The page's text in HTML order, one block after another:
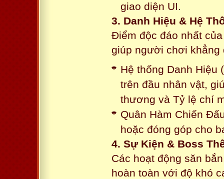
giao diện UI.
3. Danh Hiệu & Hệ
Điểm độc đáo nhất
giúp người chơi khẳng
Hệ thống Danh Hiệu
trên đầu nhân vật,
thương và Tỷ lệ chí
Quân Hàm Chiến
hoặc đóng góp cho
4. Sự Kiện & Boss
Các hoạt động săn
hoàn toàn với độ khó